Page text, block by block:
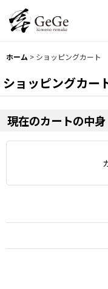
ホーム > ショッピングカート
ショッピングカー
現在のカートの中身